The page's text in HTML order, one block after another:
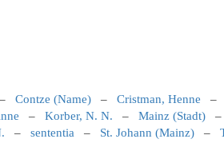
Contze (Name) – Cristman, Henne –
– Korber, N. N. – Mainz (Stadt) –
– sententia – St. Johann (Mainz) –